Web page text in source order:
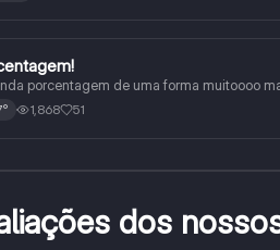
porcentagem de uma forma muitoooo
1,868 51
dos